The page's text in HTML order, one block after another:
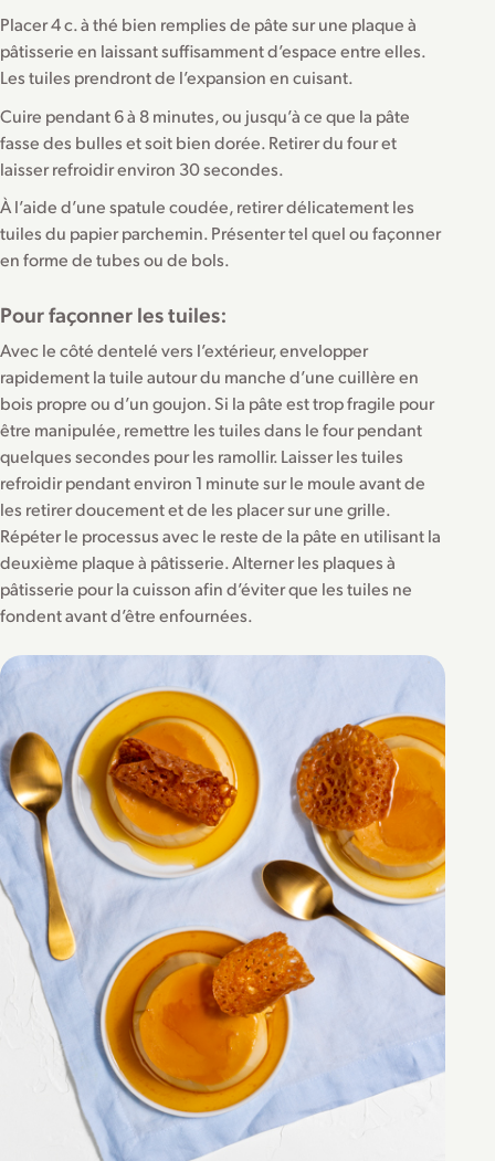
Placer 4 c. à thé bien remplies de pâte sur une plaque à
pâtisserie en laissant suffisamment d’espace entre elles.
Les tuiles prendront de l’expansion en cuisant.
Cuire pendant 6 à 8 minutes, ou jusqu’à ce que la pâte
fasse des bulles et soit bien dorée. Retirer du four et
laisser refroidir environ 30 secondes.
À l’aide d’une spatule coudée, retirer délicatement les
tuiles du papier parchemin. Présenter tel quel ou façonner
en forme de tubes ou de bols.
Pour façonner les tuiles:
Avec le côté dentelé vers l’extérieur, envelopper
rapidement la tuile autour du manche d’une cuillère en
bois propre ou d’un goujon. Si la pâte est trop fragile pour
être manipulée, remettre les tuiles dans le four pendant
quelques secondes pour les ramollir. Laisser les tuiles
refroidir pendant environ 1 minute sur le moule avant de
les retirer doucement et de les placer sur une grille.
Répéter le processus avec le reste de la pâte en utilisant la
deuxième plaque à pâtisserie. Alterner les plaques à
pâtisserie pour la cuisson afin d’éviter que les tuiles ne
fondent avant d’être enfournées.